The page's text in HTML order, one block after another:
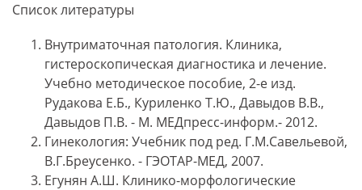
Список литературы
Внутриматочная патология. Клиника,
гистероскопическая диагностика и лечение.
Учебно методическое пособие, 2-е изд.
Рудакова Е.Б., Куриленко Т.Ю., Давыдов В.В.,
Давыдов П.В. - М. МЕДпресс-информ.- 2012.
Гинекология: Учебник под ред. Г.М.Савельевой,
В.Г.Бреусенко. - ГЭОТАР-МЕД, 2007.
Егунян А.Ш. Клинико-морфологические